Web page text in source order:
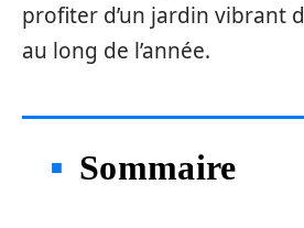
profiter d’un jardin vibrant
au long de l’année.
Sommaire